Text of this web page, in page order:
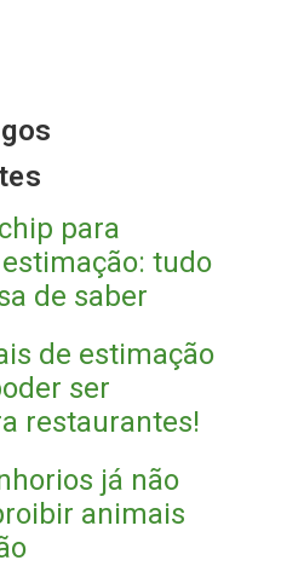
para
tudo
de saber
de estimação
ser
restaurantes!
já não
animais